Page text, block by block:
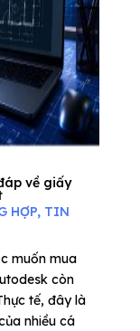
về giấy
HỢP, TIN
muốn mua
còn
tế, đây là
nhiều cá